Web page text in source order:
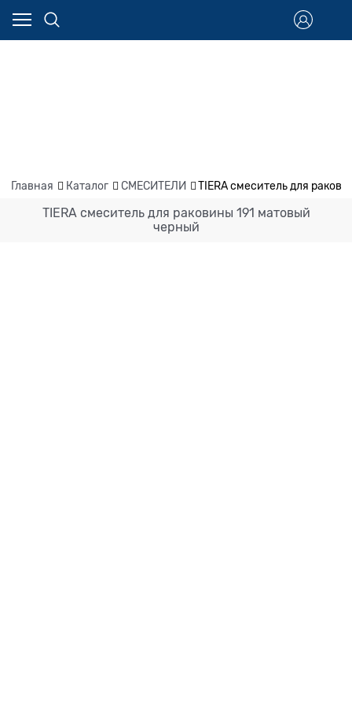
Главная Каталог СМЕСИТЕЛИ TIERA смеситель для
TIERA смеситель для раковины 191 матовый
черный